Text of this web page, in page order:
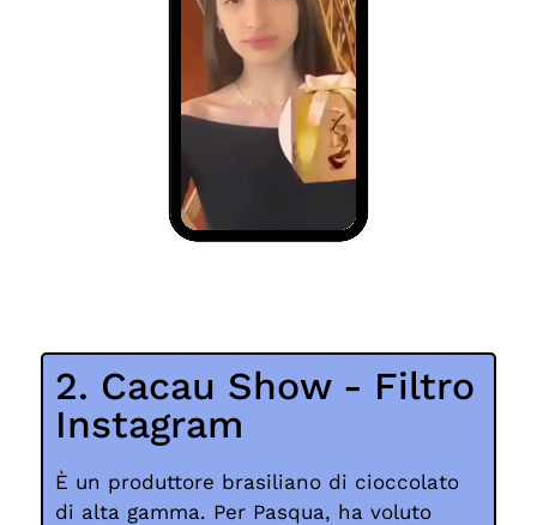
2. Cacau Show - Filtro
Instagram
È un produttore brasiliano di cioccolato
di alta gamma. Per Pasqua, ha voluto